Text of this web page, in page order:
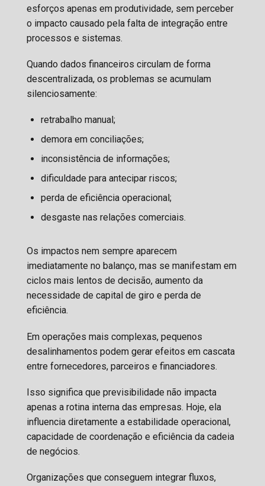
esforços apenas em produtividade, sem perceber
o impacto causado pela falta de integração entre
processos e sistemas.
Quando dados financeiros circulam de forma
descentralizada, os problemas se acumulam
silenciosamente:
retrabalho manual;
demora em conciliações;
inconsistência de informações;
dificuldade para antecipar riscos;
perda de eficiência operacional;
desgaste nas relações comerciais.
Os impactos nem sempre aparecem
imediatamente no balanço, mas se manifestam em
ciclos mais lentos de decisão, aumento da
necessidade de capital de giro e perda de
eficiência.
Em operações mais complexas, pequenos
desalinhamentos podem gerar efeitos em cascata
entre fornecedores, parceiros e financiadores.
Isso significa que previsibilidade não impacta
apenas a rotina interna das empresas. Hoje, ela
influencia diretamente a estabilidade operacional,
capacidade de coordenação e eficiência da cadeia
de negócios.
Organizações que conseguem integrar fluxos,